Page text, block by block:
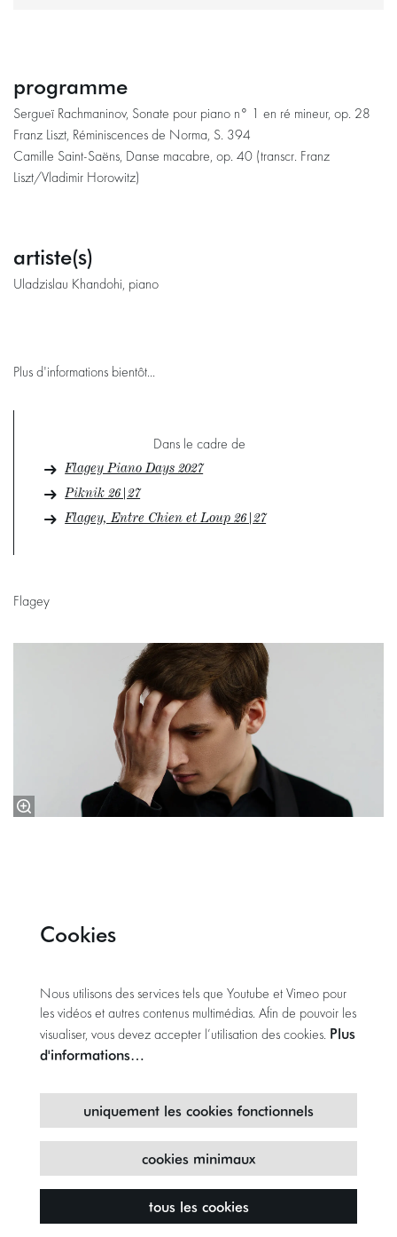
programme
Sergueï Rachmaninov, Sonate pour piano n° 1 en ré mineur, op. 28
Franz Liszt, Réminiscences de Norma, S. 394
Camille Saint-Saëns, Danse macabre, op. 40 (transcr. Franz
Liszt/Vladimir Horowitz)
artiste(s)
Uladzislau Khandohi, piano
Plus d'informations bientôt...
Dans le cadre de
Flagey Piano Days 2027
Piknik 26|27
Flagey, Entre Chien et Loup 26|27
Flagey
Cookies
Nous utilisons des services tels que Youtube et Vimeo pour
les vidéos et autres contenus multimédias. Afin de pouvoir les
visualiser, vous devez accepter l’utilisation des cookies. Plus
d'informations…
uniquement les cookies fonctionnels
cookies minimaux
tous les cookies